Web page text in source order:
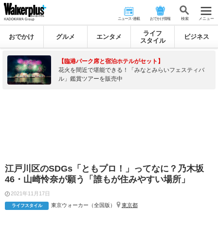
ニュース･連載 おでかけ情報 検 索 メニュー
おでかけ グルメ エンタメ
ライフ
スタイル
ビジネス
【臨港パーク席と宿泊ホテルがセット】
花火を間近で堪能できる！「みなとみらいフェスティバ
ル」鑑賞ツアーを販売中
江戸川区のSDGs「ともプロ！」ってなに？乃木坂
46・山崎怜奈が願う「誰もが住みやすい場所」
2021年11月17日
ライフスタイル 東京ウォーカー（全国版） 東京都